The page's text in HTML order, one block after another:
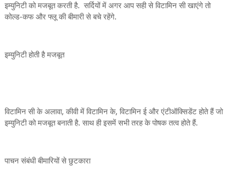
इम्युनिटी को मजबूत करती है. सर्दियों में अगर आप सही से विटामिन सी खाएंगे तो
कोल्ड-कफ और फ्लू की बीमारी से बचे रहेंगे.
इम्युनिटी होती है मजबूत
विटामिन सी के अलावा, कीवी में विटामिन के, विटामिन ई और एंटीऑक्सिडेंट होते हैं जो
इम्युनिटी को मजबूत बनाती है. साथ ही इसमें सभी तरह के पोषक तत्व होते हैं.
पाचन संबंधी बीमारियों से छुटकारा